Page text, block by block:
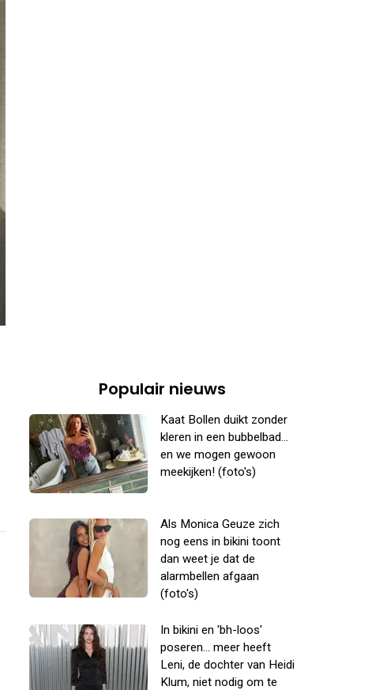
Populair nieuws
Kaat Bollen duikt zonder
kleren in een bubbelbad...
en we mogen gewoon
meekijken! (foto's)
Als Monica Geuze zich
nog eens in bikini toont
dan weet je dat de
alarmbellen afgaan
(foto's)
In bikini en 'bh-loos'
poseren... meer heeft
Leni, de dochter van Heidi
Klum, niet nodig om te